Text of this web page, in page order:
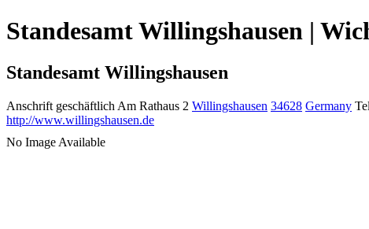
Standesamt Willingshausen |
Standesamt Willingshausen
Anschrift geschäftlich Am Rathaus 2 Willingshausen 34628 Germany
http://www.willingshausen.de
No Image Available